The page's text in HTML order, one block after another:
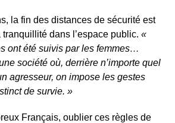
la fin des distances de sécurité est
dans l’espace public. «
ont été suivis par les femmes…
société où, derrière n’importe quel
agresseur, on impose les gestes
de survie. »
Français, oublier ces règles de